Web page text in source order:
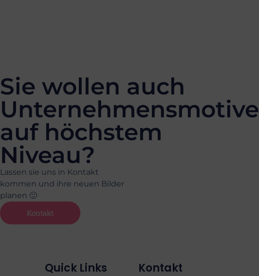
Sie wollen auch
Unternehmensmotive
auf höchstem
Niveau?
Lassen sie uns in Kontakt
kommen und ihre neuen Bilder
planen 🙂
Kontakt
Quick Links Kontakt